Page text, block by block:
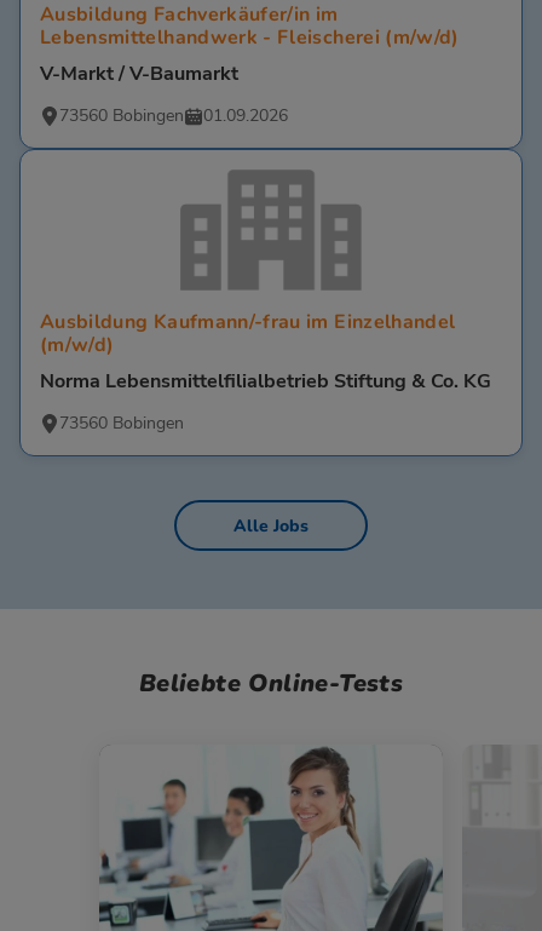
Ausbildung Fachverkäufer/in im
Lebensmittelhandwerk - Fleischerei (m/w/d)
V-Markt / V-Baumarkt
73560 Bobingen 01.09.2026
Ausbildung Kaufmann/-frau im Einzelhandel
(m/w/d)
Norma Lebensmittelfilialbetrieb Stiftung & Co. KG
73560 Bobingen
Alle Jobs
Beliebte Online-Tests